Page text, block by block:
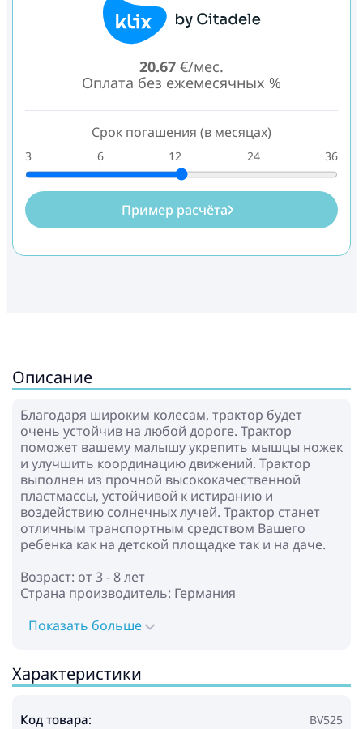
20.67 €/мес.
Оплата без ежемесячных %
Срок погашения (в месяцах)
3 6 12 24 36
Пример расчёта
Описание
Благодаря широким колесам, трактор будет
очень устойчив на любой дороге. Трактор
поможет вашему малышу укрепить мышцы ножек
и улучшить координацию движений. Трактор
выполнен из прочной высококачественной
пластмассы, устойчивой к истиранию и
воздействию солнечных лучей. Трактор станет
отличным транспортным средством Вашего
ребенка как на детской площадке так и на даче.
Возраст: от 3 - 8 лет
Страна производитель: Германия
Показать больше
Характеристики
Код товара: BV525